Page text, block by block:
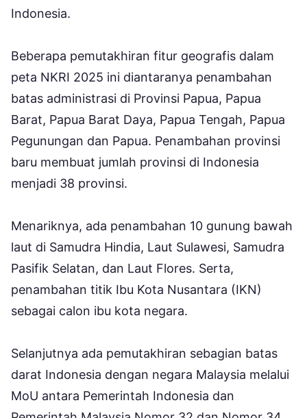
Indonesia.
Beberapa pemutakhiran fitur geografis dalam
peta NKRI 2025 ini diantaranya penambahan
batas administrasi di Provinsi Papua, Papua
Barat, Papua Barat Daya, Papua Tengah, Papua
Pegunungan dan Papua. Penambahan provinsi
baru membuat jumlah provinsi di Indonesia
menjadi 38 provinsi.
Menariknya, ada penambahan 10 gunung bawah
laut di Samudra Hindia, Laut Sulawesi, Samudra
Pasifik Selatan, dan Laut Flores. Serta,
penambahan titik Ibu Kota Nusantara (IKN)
sebagai calon ibu kota negara.
Selanjutnya ada pemutakhiran sebagian batas
darat Indonesia dengan negara Malaysia melalui
MoU antara Pemerintah Indonesia dan